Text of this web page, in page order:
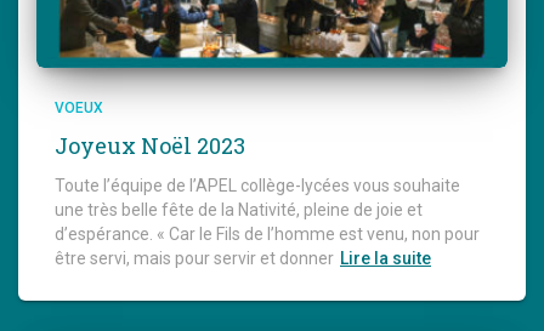
VOEUX
Joyeux Noël 2023
Toute l’équipe de l’APEL collège-lycées vous souhaite
une très belle fête de la Nativité, pleine de joie et
d’espérance. « Car le Fils de l’homme est venu, non pour
être servi, mais pour servir et donner Lire la suite